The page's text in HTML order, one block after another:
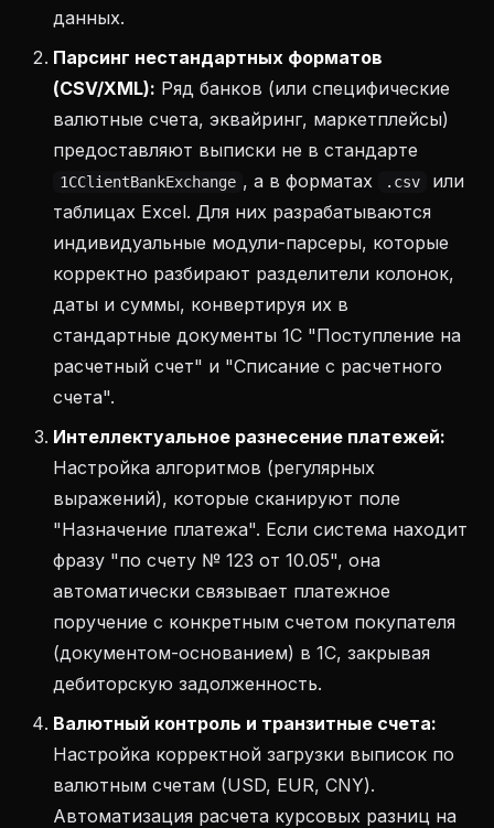
данных.
Парсинг нестандартных форматов
(CSV/XML): Ряд банков (или специфические
валютные счета, эквайринг, маркетплейсы)
предоставляют выписки не в стандарте
1CClientBankExchange , а в форматах .csv
или
таблицах Excel. Для них разрабатываются
индивидуальные модули-парсеры, которые
корректно разбирают разделители колонок,
даты и суммы, конвертируя их в
стандартные документы 1С "Поступление на
расчетный счет" и "Списание с расчетного
счета".
Интеллектуальное разнесение платежей:
Настройка алгоритмов (регулярных
выражений), которые сканируют поле
"Назначение платежа". Если система находит
фразу "по счету № 123 от 10.05", она
автоматически связывает платежное
поручение с конкретным счетом покупателя
(документом-основанием) в 1С, закрывая
дебиторскую задолженность.
Валютный контроль и транзитные счета:
Настройка корректной загрузки выписок по
валютным счетам (USD, EUR, CNY).
Автоматизация расчета курсовых разниц на